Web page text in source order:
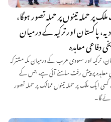
پر حملہ تینوں پر حملہ تصور ہوگا،
پاکستان اور ترکیہ کے درمیان
دفاعی معاہدہ
ترکیہ اور سعودی عرب کے درمیان مکہ مشترکہ
معاہدہ پر پیش رفت سامنے آئی ہے، جس کے
ایک ملک پر حملہ تینوں ممالک پر حملہ تصور
گا۔